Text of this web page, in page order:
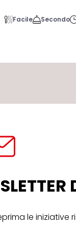
Facile Secondo
le iniziative